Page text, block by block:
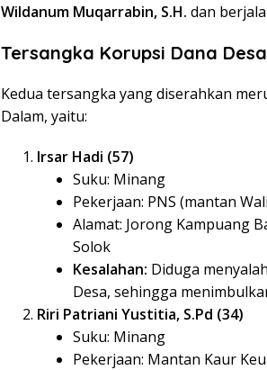
Wildanum Muqarrabin, S.H. dan
Tersangka Korupsi Dana Desa
Kedua tersangka yang diserahkan
Dalam, yaitu:
Irsar Hadi (57)
Suku: Minang
Pekerjaan: PNS (mantan
Alamat: Jorong Kampuang
Solok
Kesalahan: Diduga
Desa, sehingga
Riri Patriani Yustitia, S.Pd (34)
Suku: Minang
Pekerjaan: Mantan Kaur